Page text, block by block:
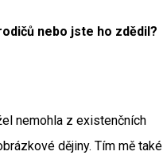
nebo jste ho zdědil?
nemohla z existenčních
dějiny. Tím mě také